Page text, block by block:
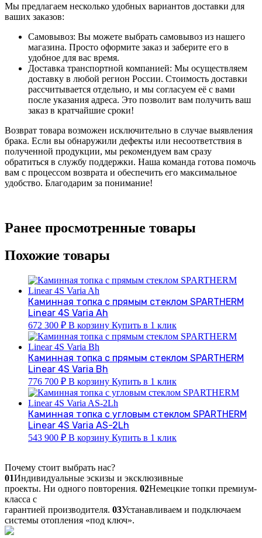
Мы предлагаем несколько удобных вариантов доставки для
ваших заказов:
Самовывоз: Вы можете выбрать самовывоз из нашего
магазина. Просто оформите заказ и заберите его в
удобное для вас время.
Доставка транспортной компанией: Мы осуществляем
доставку в любой регион России. Стоимость доставки
рассчитывается отдельно, и мы согласуем её с вами
после указания адреса. Это позволит вам получить ваш
заказ в кратчайшие сроки!
Возврат товара возможен исключительно в случае выявления
брака. Если вы обнаружили дефекты или несоответствия в
полученной продукции, мы рекомендуем вам сразу
обратиться в службу поддержки. Наша команда готова помочь
вам с процессом возврата и обеспечить его максимальное
удобство. Благодарим за понимание!
Ранее просмотренные товары
Похожие товары
Каминная топка с прямым стеклом SPARTHERM
Linear 4S Varia Ah
672 300 ₽ В корзину Купить в 1 клик
Каминная топка с прямым стеклом SPARTHERM
Linear 4S Varia Bh
776 700 ₽ В корзину Купить в 1 клик
Каминная топка с угловым стеклом SPARTHERM
Linear 4S Varia AS-2Lh
543 900 ₽ В корзину Купить в 1 клик
Почему стоит выбрать нас?
01Индивидуальные эскизы и эксклюзивные
проекты. Ни одного повторения. 02Немецкие топки премиум-
класса с
гарантией производителя. 03Устанавливаем и подключаем
системы отопления «под ключ».